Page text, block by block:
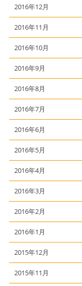
2016年12月
2016年11月
2016年10月
2016年9月
2016年8月
2016年7月
2016年6月
2016年5月
2016年4月
2016年3月
2016年2月
2016年1月
2015年12月
2015年11月